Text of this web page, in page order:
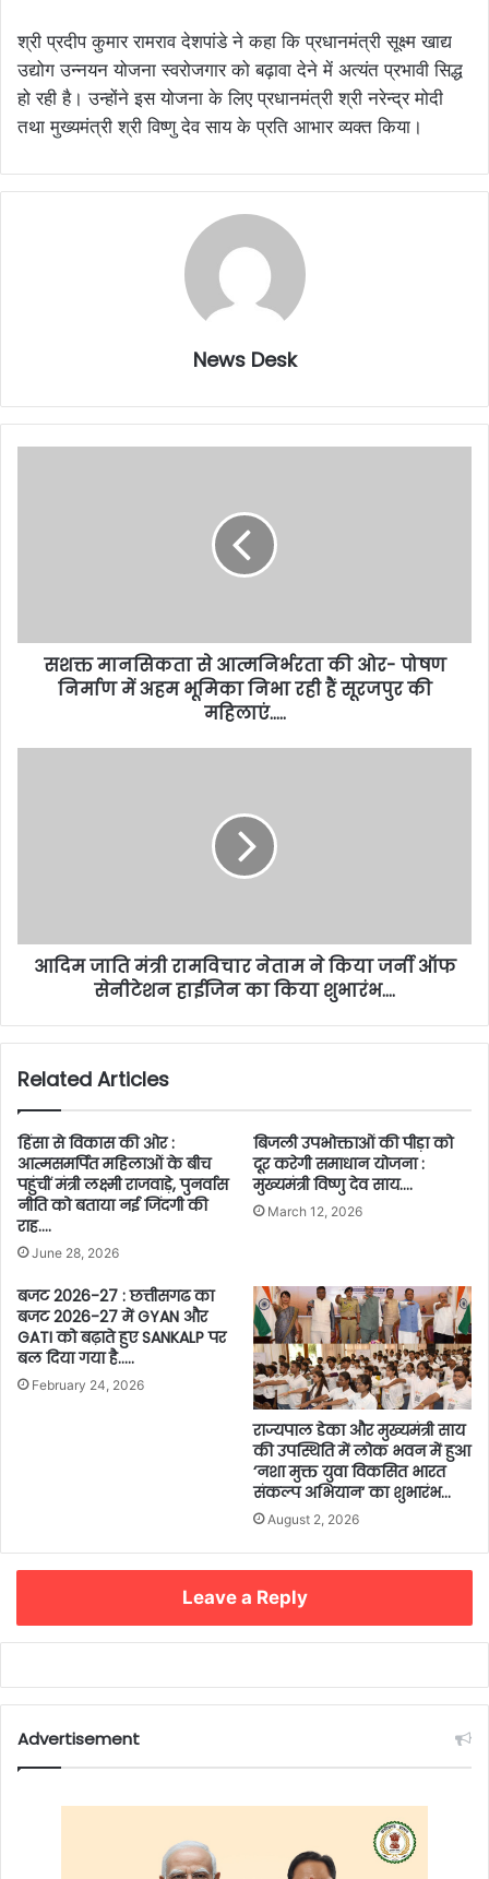
श्री प्रदीप कुमार रामराव देशपांडे ने कहा कि प्रधानमंत्री सूक्ष्म खाद्य
उद्योग उन्नयन योजना स्वरोजगार को बढ़ावा देने में अत्यंत प्रभावी सिद्ध
हो रही है। उन्होंने इस योजना के लिए प्रधानमंत्री श्री नरेन्द्र मोदी
तथा मुख्यमंत्री श्री विष्णु देव साय के प्रति आभार व्यक्त किया।
News Desk
सशक्त मानसिकता से आत्मनिर्भरता की ओर- पोषण
निर्माण में अहम भूमिका निभा रही हैं सूरजपुर की
महिलाएं…..
आदिम जाति मंत्री रामविचार नेताम ने किया जर्नी ऑफ
सेनीटेशन हाईजिन का किया शुभारंभ….
Related Articles
हिंसा से विकास की ओर :
आत्मसमर्पित महिलाओं के बीच
पहुंचीं मंत्री लक्ष्मी राजवाड़े, पुनर्वास
नीति को बताया नई जिंदगी की
राह….
June 28, 2026
बिजली उपभोक्ताओं की पीड़ा को
दूर करेगी समाधान योजना :
मुख्यमंत्री विष्णु देव साय….
March 12, 2026
बजट 2026-27 : छत्तीसगढ का
बजट 2026-27 में GYAN और
GATI को बढ़ाते हुए SANKALP पर
बल दिया गया है…..
February 24, 2026
राज्यपाल डेका और मुख्यमंत्री साय
की उपस्थिति में लोक भवन में हुआ
‘नशा मुक्त युवा विकसित भारत
संकल्प अभियान‘ का शुभारंभ…
August 2, 2026
Leave a Reply
Advertisement